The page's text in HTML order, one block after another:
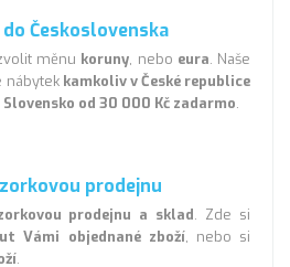
Československa
měnu koruny, nebo eura. Naše
nábytek kamkoliv v České republice
od 30 000 Kč zadarmo.
prodejnu
prodejnu a sklad. Zde si
Vámi objednané zboží, nebo si
.